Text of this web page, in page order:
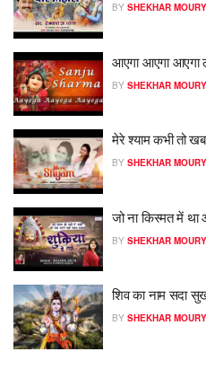
BY SHEKHAR
आएगा आएगा आएगा
BY SHEKHAR
मेरे श्याम कभी तो
BY SHEKHAR
जो ना किस्मत में
BY SHEKHAR
शिव का नाम सदा
BY SHEKHAR